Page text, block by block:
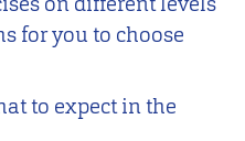
for you to choose
to expect in the